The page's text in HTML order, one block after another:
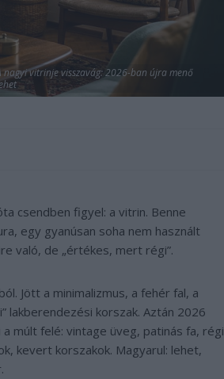
nagyi vitrinje visszavág: 2026-ban újra menő
csendben figyel: a vitrin. Benne
egy gyanúsan soha nem használt
való, de „értékes, mert régi”.
Jött a minimalizmus, a fehér fal, a
lakberendezési korszak. Aztán 2026
múlt felé: vintage üveg, patinás fa, régi
kevert korszakok. Magyarul: lehet,